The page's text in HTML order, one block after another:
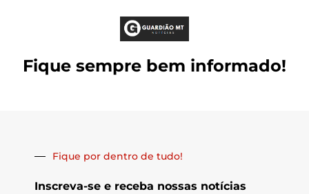
Fique sempre bem informado!
Fique por dentro de tudo!
Inscreva-se e receba nossas notícias